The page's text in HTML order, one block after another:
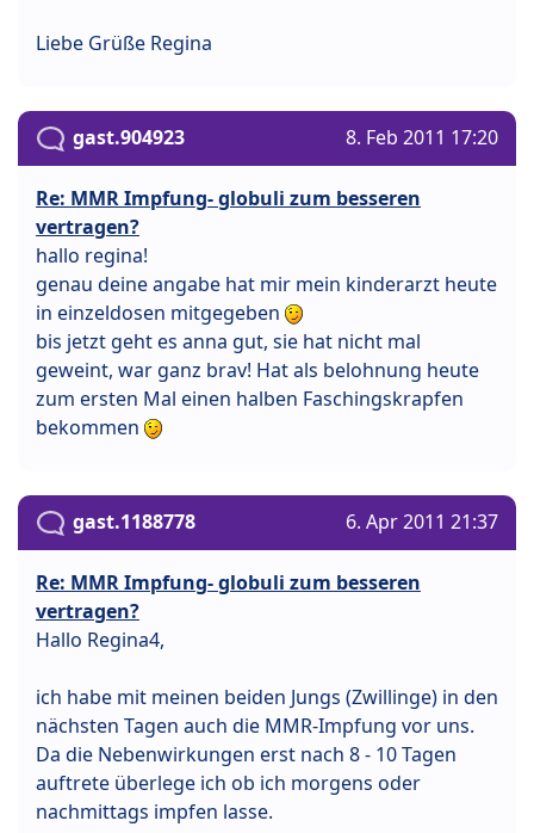
Liebe Grüße Regina
gast.904923 8. Feb 2011 17:20
Re: MMR Impfung- globuli zum besseren
vertragen?
hallo regina!
genau deine angabe hat mir mein kinderarzt heute
in einzeldosen mitgegeben
bis jetzt geht es anna gut, sie hat nicht mal
geweint, war ganz brav! Hat als belohnung heute
zum ersten Mal einen halben Faschingskrapfen
bekommen
gast.1188778 6. Apr 2011 21:37
Re: MMR Impfung- globuli zum besseren
vertragen?
Hallo Regina4,
ich habe mit meinen beiden Jungs (Zwillinge) in den
nächsten Tagen auch die MMR-Impfung vor uns.
Da die Nebenwirkungen erst nach 8 - 10 Tagen
auftrete überlege ich ob ich morgens oder
nachmittags impfen lasse.